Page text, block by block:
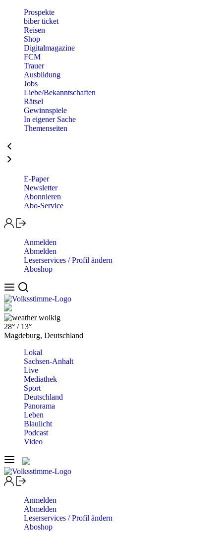
Prospekte
biber ticket
Reisen
Shop
Digitalmagazine
FCM
Trauer
Ausbildung
Jobs
Liebe/Bekanntschaften
Rätsel
Gewinnspiele
In eigener Sache
Themenseiten
E-Paper
Newsletter
Abonnieren
Abo-Service
Anmelden
Abmelden
Leserservices / Profil ändern
Aboshop
wolkig
28° / 13°
Magdeburg, Deutschland
Lokal
Sachsen-Anhalt
Live
Mediathek
Sport
Deutschland
Panorama
Leben
Blaulicht
Podcast
Video
Anmelden
Abmelden
Leserservices / Profil ändern
Aboshop